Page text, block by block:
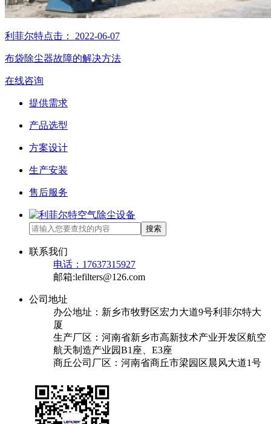
利菲尔特点击： 2022-06-07
布袋除尘器故障的解决方法
在线咨询
提供需求
产品选型
方案设计
生产安装
售后服务
搜索
联系我们
电话：17637315927
邮箱:lefilters@126.com
公司地址
办公地址：新乡市牧野区宏力大道9号利菲尔特大
厦
生产厂区：河南省新乡市高新技术产业开发区航空
航天制造产业园B1座、E3座
商丘公司厂区：河南省商丘市梁园区晨风大道1号